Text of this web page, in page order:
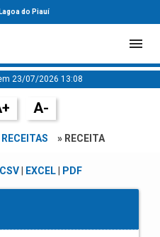
do Piauí
23/07/2026 13:08
A-
RECEITAS » RECEITA
CSV| EXCEL| PDF